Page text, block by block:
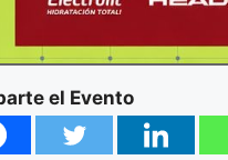
el Evento